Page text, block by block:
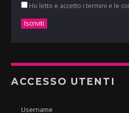
Ho letto e accetto i termini e le
ACCESSO UTENTI
Username